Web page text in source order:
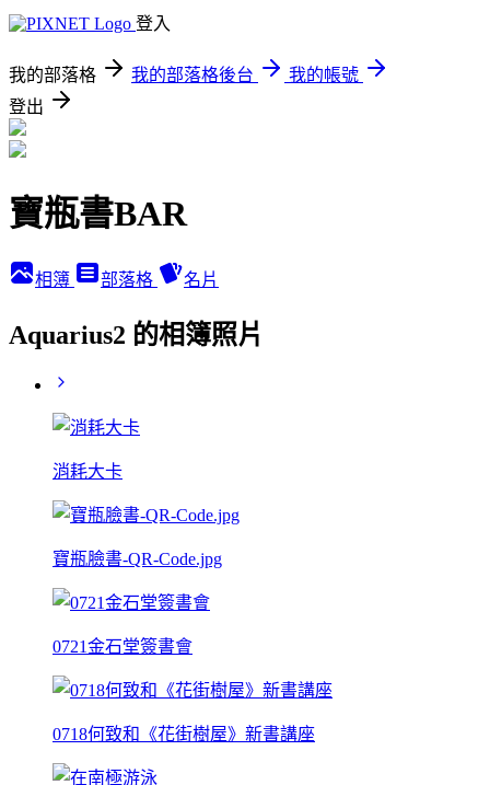
登入
我的部落格 我的部落格後台
我的帳號
登出
寶瓶書BAR
相簿 部落格 名片
Aquarius2 的相簿照片
消耗大卡
寶瓶臉書-QR-Code.jpg
0721金石堂簽書會
0718何致和《花街樹屋》新書講座